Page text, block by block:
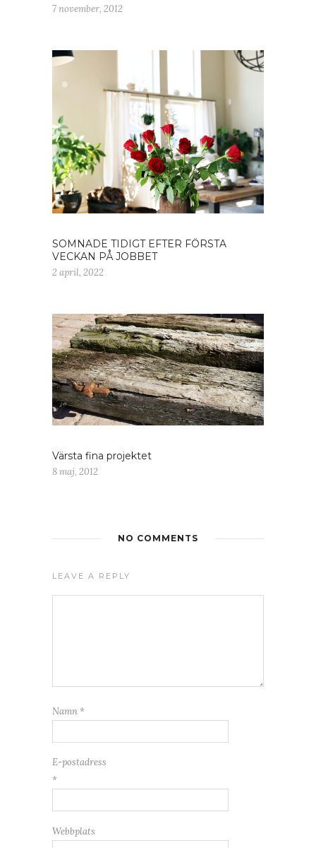
7 november, 2012
SOMNADE TIDIGT EFTER FÖRSTA
VECKAN PÅ JOBBET
2 april, 2022
Värsta fina projektet
8 maj, 2012
NO COMMENTS
LEAVE A REPLY
Namn *
E-postadress
*
Webbplats